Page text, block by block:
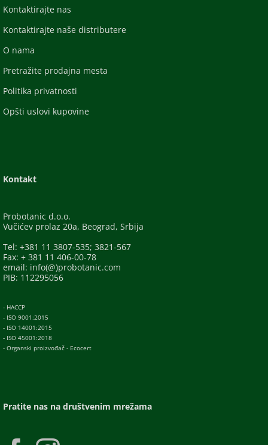
Kontaktirajte nas
Kontaktirajte naše distributere
O nama
Pretražite prodajna mesta
Politika privatnosti
Opšti uslovi kupovine
Kontakt
Probotanic d.o.o.
Vučićev prolaz 20a, Beograd, Srbija
Tel: +381 11 3807-535; 3821-567
Fax: + 381 11 406-00-78
email: info(@)probotanic.com
PIB: 112295056
- HACCP
- ISO 9001:2015
- ISO 14001:2015
- ISO 45001:2018
- Organski proizvođač - Ecocert
Pratite nas na društvenim mrežama